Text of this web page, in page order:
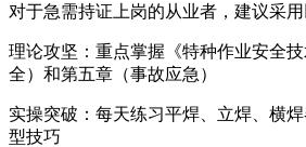
对于急需持证上岗的从业者，建议采用
理论攻坚：重点掌握《特种作业安全
全）和第五章（事故应急）
实操突破：每天练习平焊、立焊、横
型技巧